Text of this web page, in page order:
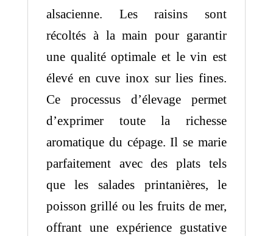
alsacienne. Les raisins sont
récoltés à la main pour garantir
une qualité optimale et le vin est
élevé en cuve inox sur lies fines.
Ce processus d’élevage permet
d’exprimer toute la richesse
aromatique du cépage. Il se marie
parfaitement avec des plats tels
que les salades printanières, le
poisson grillé ou les fruits de mer,
offrant une expérience gustative